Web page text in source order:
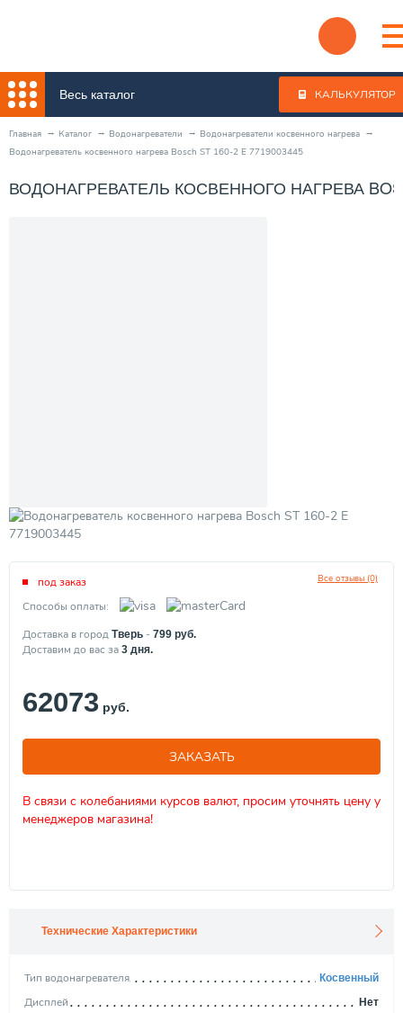
Весь каталог КАЛЬКУЛЯТОР
Главная Каталог Водонагреватели
Водонагреватели косвенного нагрева
Водонагреватель косвенного нагрева Bosch ST 160-2 E 7719003445
ВОДОНАГРЕВАТЕЛЬ КОСВЕННОГО НАГРЕВА
Все отзывы (0)
под заказ
Способы оплаты:
Доставка в город Тверь - 799 руб.
Доставим до вас за 3 дня.
62073 руб.
ЗАКАЗАТЬ
В связи с колебаниями курсов валют, просим уточнять цену у
менеджеров магазина!
Технические Характеристики
Тип водонагревателя Косвенный
Дисплей Нет